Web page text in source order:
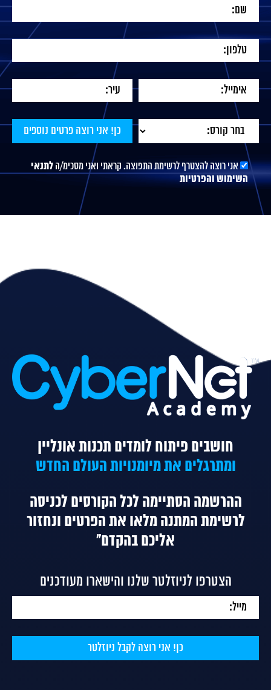
אני רוצה להצטרף לרשימת התפוצה. קראתי ואני מסכימ/ה לתנאי
השימוש והפרטיות
חושבים פיתוח לומדים תכנות אונליין
ומתרגלים את מיומנויות העולם החדש
ההרשמה הסתיימה לכל הקורסיםלכניסה
לרשימת המתנה מלאו את הפרטים ונחזור
אליכם בהקדם"
הצטרפו לניוזלטר שלנו והישארו מעודכנים